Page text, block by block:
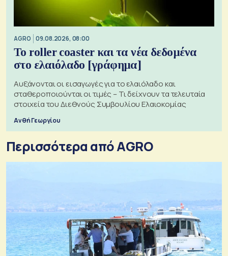
AGRO 09.08.2026, 08:00
Το roller coaster και τα νέα δεδομένα
στο ελαιόλαδο [γράφημα]
Αυξάνονται οι εισαγωγές για το ελαιόλαδο και
σταθεροποιούνται οι τιμές – Τι δείχνουν τα τελευταία
στοιχεία του Διεθνούς Συμβουλίου Ελαιοκομίας
Ανθή Γεωργίου
Περισσότερα από AGRO